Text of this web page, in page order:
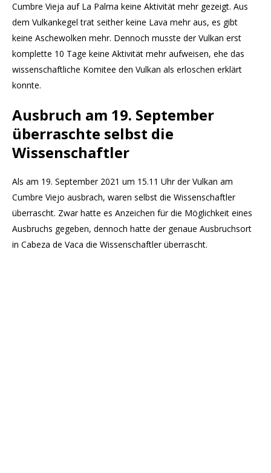
Cumbre Vieja auf La Palma keine Aktivität mehr gezeigt. Aus
dem Vulkankegel trat seither keine Lava mehr aus, es gibt
keine Aschewolken mehr. Dennoch musste der Vulkan erst
komplette 10 Tage keine Aktivität mehr aufweisen, ehe das
wissenschaftliche Komitee den Vulkan als erloschen erklärt
konnte.
Ausbruch am 19. September
überraschte selbst die
Wissenschaftler
Als am 19. September 2021 um 15.11 Uhr der Vulkan am
Cumbre Viejo ausbrach, waren selbst die Wissenschaftler
überrascht. Zwar hatte es Anzeichen für die Möglichkeit eines
Ausbruchs gegeben, dennoch hatte der genaue Ausbruchsort
in Cabeza de Vaca die Wissenschaftler überrascht.